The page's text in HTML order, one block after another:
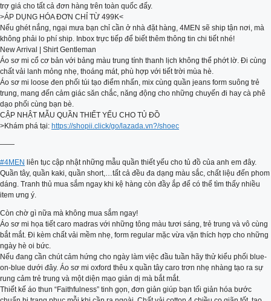
trợ giá cho tất cả đơn hàng trên toàn quốc đấy.
>ÁP DỤNG HÓA ĐƠN CHỈ TỪ 499K<
Nếu ghét nắng, ngại mưa bạn chỉ cần ở nhà đặt hàng, 4MEN sẽ ship tận nơi, mà
không phải lo phí ship. Inbox trực tiếp để biết thêm thông tin chi tiết nhé!
New Arrival | Shirt Gentleman
Áo sơ mi cổ cơ bản với bảng màu trung tính thanh lịch không thể phớt lờ. Đi cùng
chất vải lanh mỏng nhẹ, thoáng mát, phù hợp với tiết trời mùa hè.
Áo sơ mi loose đen phối túi tạo điểm nhấn, mix cùng quần jeans form suông trẻ
trung, mang đến cảm giác săn chắc, năng động cho những chuyến đi hay cà phê
dạo phối cùng bạn bè.
CẬP NHẬT MẪU QUẦN THIẾT YẾU CHO TỦ ĐỒ
>Khám phá tại: https://shopii.click/go/lazada.vn?/shoec
——
#4MEN liên tục cập nhật những mẫu quần thiết yếu cho tủ đồ của anh em đây.
Quần tây, quần kaki, quần short,…tất cả đều đa dạng màu sắc, chất liệu đến phom
dáng. Tranh thủ mua sắm ngay khi kệ hàng còn đầy ắp để có thể tìm thấy nhiều
item ưng ý.
Còn chờ gì nữa mà không mua sắm ngay!
Áo sơ mi họa tiết caro madras với những tông màu tươi sáng, trẻ trung và vô cùng
bắt mắt. Đi kèm chất vải mềm nhẹ, form regular mặc vừa vặn thích hợp cho những
ngày hè oi bức.
Nếu đang cần chút cảm hứng cho ngày làm việc đầu tuần hãy thử kiểu phối blue-
on-blue dưới đây. Áo sơ mi oxford thêu x quần tây caro trơn nhẹ nhàng tạo ra sự
rung cảm trẻ trung và một diện mạo giản dị mà bắt mắt.
Thiết kế áo thun “Faithfulness” tinh gọn, đơn giản giúp bạn tối giản hóa bước